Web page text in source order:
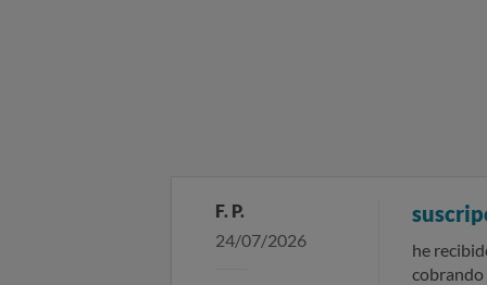
F. P.
24/07/2026
he
cobrando